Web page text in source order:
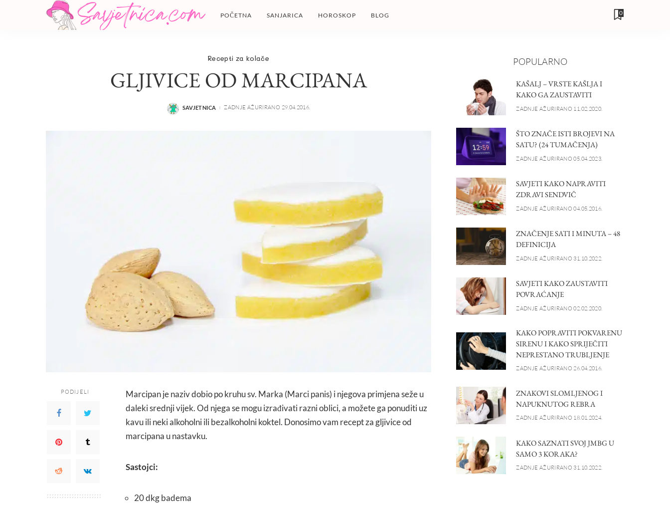
POČETNA SANJARICA HOROSKOP BLOG 0
Recepti za kolače
GLJIVICE OD MARCIPANA
POSTED
SAVJETNICA ZADNJE AŽURIRANO 29.04.2016.
PODIJELI
Marcipan je naziv dobio po kruhu sv. Marka (Marci panis) i njegova primjena seže u
daleki srednji vijek. Od njega se mogu izrađivati razni oblici, a možete ga ponuditi uz
kavu ili neki alkoholni ili bezalkoholni koktel. Donosimo vam recept za gljivice od
marcipana u nastavku.
Sastojci:
20 dkg badema
POPULARNO
KAŠALJ – VRSTE KAŠLJA I
KAKO GA ZAUSTAVITI
ZADNJE AŽURIRANO 11.02.2020.
ŠTO ZNAČE ISTI BROJEVI NA
SATU? (24 TUMAČENJA)
ZADNJE AŽURIRANO 05.04.2023.
SAVJETI KAKO NAPRAVITI
ZDRAVI SENDVIČ
ZADNJE AŽURIRANO 04.05.2016.
ZNAČENJE SATI I MINUTA – 48
DEFINICIJA
ZADNJE AŽURIRANO 31.10.2022.
SAVJETI KAKO ZAUSTAVITI
POVRAĆANJE
ZADNJE AŽURIRANO 02.02.2020.
KAKO POPRAVITI POKVARENU
SIRENU I KAKO SPRIJEČITI
NEPRESTANO TRUBLJENJE
ZADNJE AŽURIRANO 26.04.2016.
ZNAKOVI SLOMLJENOG I
NAPUKNUTOG REBRA
ZADNJE AŽURIRANO 18.01.2024.
KAKO SAZNATI SVOJ JMBG U
SAMO 3 KORAKA?
ZADNJE AŽURIRANO 31.10.2022.